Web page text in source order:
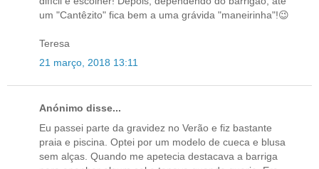
um "Cantêzito" fica bem a uma grávida "maneirinha"!😉
Teresa
21 março, 2018 13:11
Anónimo disse...
Eu passei parte da gravidez no Verão e fiz bastante
praia e piscina. Optei por um modelo de cueca e blusa
sem alças. Quando me apetecia destacava a barriga